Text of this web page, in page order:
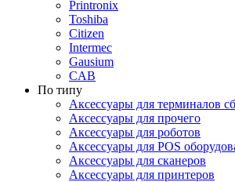
Printronix
Toshiba
Citizen
Intermec
Gausium
CAB
По типу
Аксессуары для терминалов
Аксессуары для прочего
Аксессуары для роботов
Аксессуары для POS
Аксессуары для сканеров
Аксессуары для принтеров